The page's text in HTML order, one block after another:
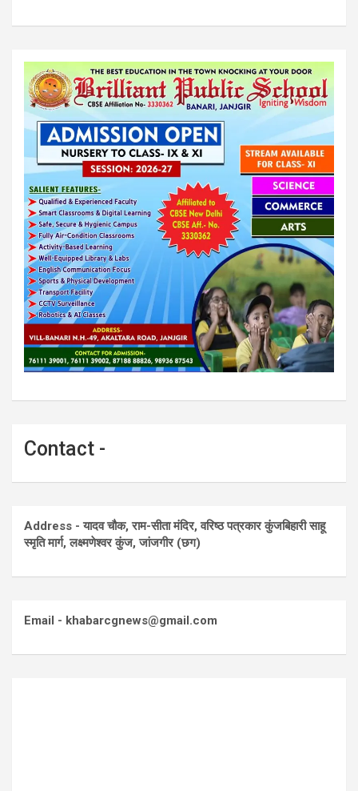
Contact -
Address - यादव चौक, राम-सीता मंदिर, वरिष्ठ पत्रकार कुंजबिहारी साहू
स्मृति मार्ग, लक्ष्मणेश्वर कुंज, जांजगीर (छग)
Email - khabarcgnews@gmail.com